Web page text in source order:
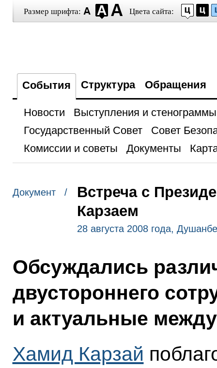
Размер шрифта: Цвета сайта:
События Структура Обращения
Новости
Выступления и стенограммы
Государственный Совет
Совет
Комиссии и советы
Документы
Документ /
Встреча с
Карзаем
28 августа 2008 года, Душанбе
Обсуждались
двустороннего
и актуальные
Хамид Карзай